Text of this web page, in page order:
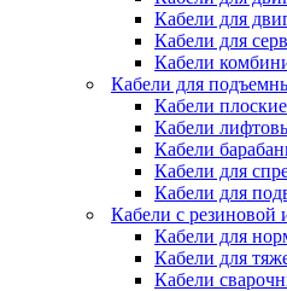
Кабели для
Кабели для
Кабели
Кабели для
Кабели плоские
Кабели
Кабели
Кабели для
Кабели для
Кабели с резиновой
Кабели для
Кабели для
Кабели